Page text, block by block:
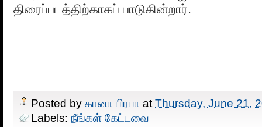
திரைப்படத்திற்காகப் பாடுகின்றார்.
Posted by கானா பிரபா at Thursday, June 21,
Labels: நீங்கள் கேட்டவை